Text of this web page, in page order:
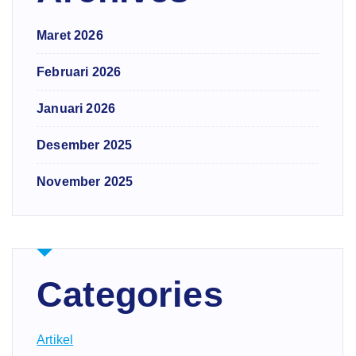
Maret 2026
Februari 2026
Januari 2026
Desember 2025
November 2025
Categories
Artikel